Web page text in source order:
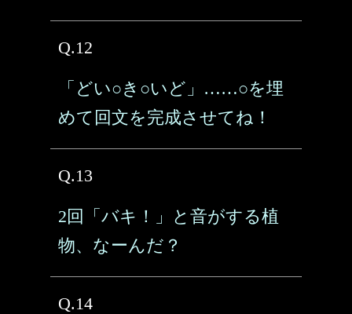
Q.12
「どい○き○いど」……○を埋
めて回文を完成させてね！
Q.13
2回「バキ！」と音がする植
物、なーんだ？
Q.14